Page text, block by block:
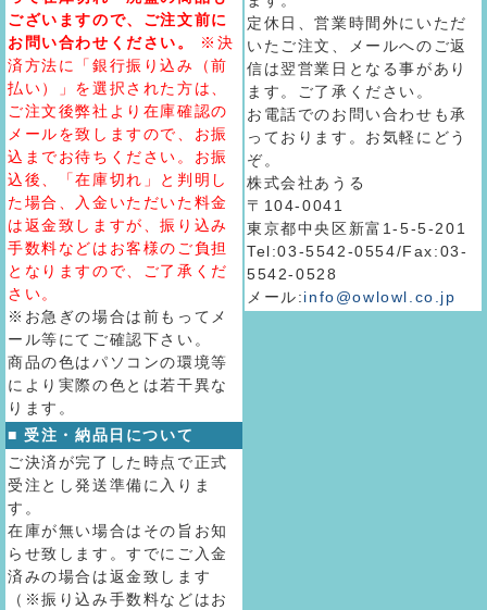
ございますので、ご注文前に
お問い合わせください。
※決
済方法に「銀行振り込み（前
払い）」を選択された方は、
ご注文後弊社より在庫確認の
メールを致しますので、お振
込までお待ちください。お振
込後、「在庫切れ」と判明し
た場合、入金いただいた料金
は返金致しますが、振り込み
手数料などはお客様のご負担
となりますので、ご了承くだ
さい。
※お急ぎの場合は前もってメ
ール等にてご確認下さい。
商品の色はパソコンの環境等
により実際の色とは若干異な
ります。
■ 受注・納品日について
ご決済が完了した時点で正式
受注とし発送準備に入りま
す。
在庫が無い場合はその旨お知
らせ致します。すでにご入金
済みの場合は返金致します
（※振り込み手数料などはお
定休日、営業時間外にいただ
いたご注文、メールへのご返
信は翌営業日となる事があり
ます。ご了承ください。
お電話でのお問い合わせも承
っております。お気軽にどう
ぞ。
株式会社あうる
〒104-0041
東京都中央区新富1-5-5-201
Tel:03-5542-0554/Fax:03-
5542-0528
メール:info@owlowl.co.jp